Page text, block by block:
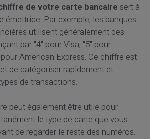
de votre carte bancaire sert à
émettrice. Par exemple, les banques
utilisent généralement des
par "4" pour Visa, "5" pour
American Express. Ce chiffre est
de catégoriser rapidement et
de transactions.
peut également être utile pour
le type de carte que vous
de regarder le reste des numéros.